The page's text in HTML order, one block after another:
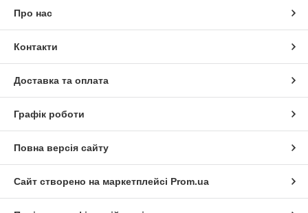
Про нас
Контакти
Доставка та оплата
Графік роботи
Повна версія сайту
Сайт створено на маркетплейсі Prom.ua